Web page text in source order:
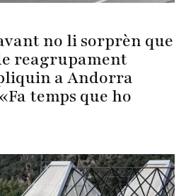
no li sorprèn que
reagrupament
a Andorra
temps que ho